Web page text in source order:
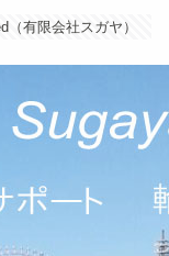
有限会社スガヤ）